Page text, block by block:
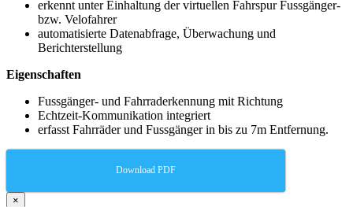
erkennt unter Einhaltung der virtuellen Fahrspur Fussgänger-
bzw. Velofahrer
automatisierte Datenabfrage, Überwachung und
Berichterstellung
Eigenschaften
Fussgänger- und Fahrraderkennung mit Richtung
Echtzeit-Kommunikation integriert
erfasst Fahrräder und Fussgänger in bis zu 7m Entfernung.
Download PDF
×